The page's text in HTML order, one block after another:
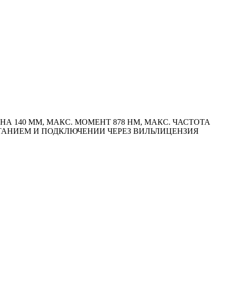
140 ММ, МАКС. МОМЕНТ 878 HM, МАКС. ЧАСТОТА
И ПОДКЛЮЧЕНИИ ЧЕРЕЗ ВИЛЬЛИЦЕНЗИЯ